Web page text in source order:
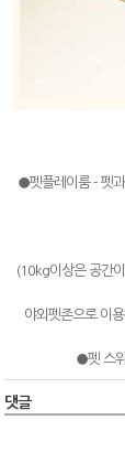
●펫플레이룸 - 펫
(10kg이상은 공간
야외펫존으로 이
●펫 스
댓글